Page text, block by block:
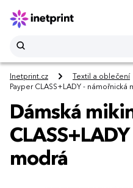
Inetprint.cz Textil a oblečení
Payper CLASS+LADY - námořnická
Dámská
modrá